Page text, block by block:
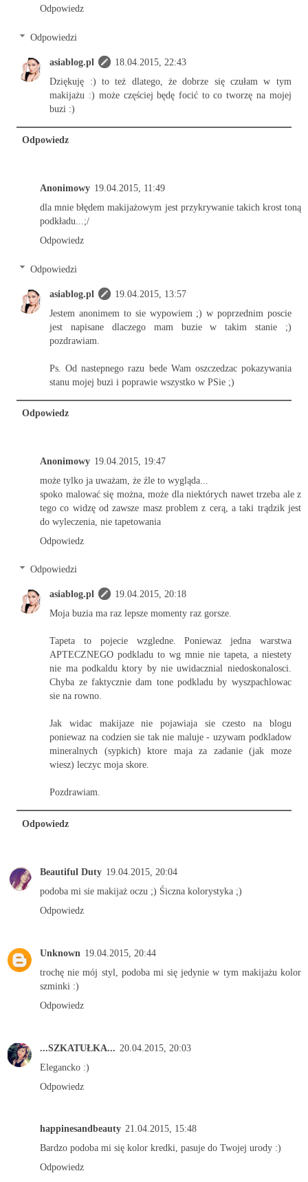
Odpowiedz
Odpowiedzi
asiablog.pl
18.04.2015, 22:43
Dziękuję :) to też dlatego, że dobrze się czułam w tym
makijażu :) może częściej będę focić to co tworzę na mojej
buzi :)
Odpowiedz
Anonimowy 19.04.2015, 11:49
dla mnie błędem makijażowym jest przykrywanie takich krost toną
podkładu...;/
Odpowiedz
Odpowiedzi
asiablog.pl
19.04.2015, 13:57
Jestem anonimem to sie wypowiem ;) w poprzednim poscie
jest napisane dlaczego mam buzie w takim stanie ;)
pozdrawiam.
Ps. Od nastepnego razu bede Wam oszczedzac pokazywania
stanu mojej buzi i poprawie wszystko w PSie ;)
Odpowiedz
Anonimowy 19.04.2015, 19:47
może tylko ja uważam, że źle to wygląda...
spoko malować się można, może dla niektórych nawet trzeba ale z
tego co widzę od zawsze masz problem z cerą, a taki trądzik jest
do wyleczenia, nie tapetowania
Odpowiedz
Odpowiedzi
asiablog.pl
19.04.2015, 20:18
Moja buzia ma raz lepsze momenty raz gorsze.
Tapeta to pojecie wzgledne. Poniewaz jedna warstwa
APTECZNEGO podkladu to wg mnie nie tapeta, a niestety
nie ma podkaldu ktory by nie uwidacznial niedoskonalosci.
Chyba ze faktycznie dam tone podkladu by wyszpachlowac
sie na rowno.
Jak widac makijaze nie pojawiaja sie czesto na blogu
poniewaz na codzien sie tak nie maluje - uzywam podkladow
mineralnych (sypkich) ktore maja za zadanie (jak moze
wiesz) leczyc moja skore.
Pozdrawiam.
Odpowiedz
Beautiful Duty 19.04.2015, 20:04
podoba mi sie makijaż oczu ;) Śiczna kolorystyka ;)
Odpowiedz
Unknown 19.04.2015, 20:44
trochę nie mój styl, podoba mi się jedynie w tym makijażu kolor
szminki :)
Odpowiedz
...SZKATUŁKA... 20.04.2015, 20:03
Elegancko :)
Odpowiedz
happinesandbeauty 21.04.2015, 15:48
Bardzo podoba mi się kolor kredki, pasuje do Twojej urody :)
Odpowiedz